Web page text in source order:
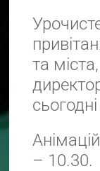
та
– 10.30.